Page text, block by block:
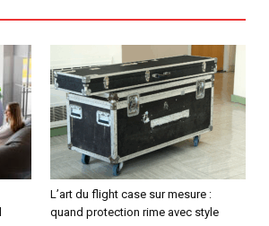
L’art du flight case sur mesure :
quand protection rime avec style